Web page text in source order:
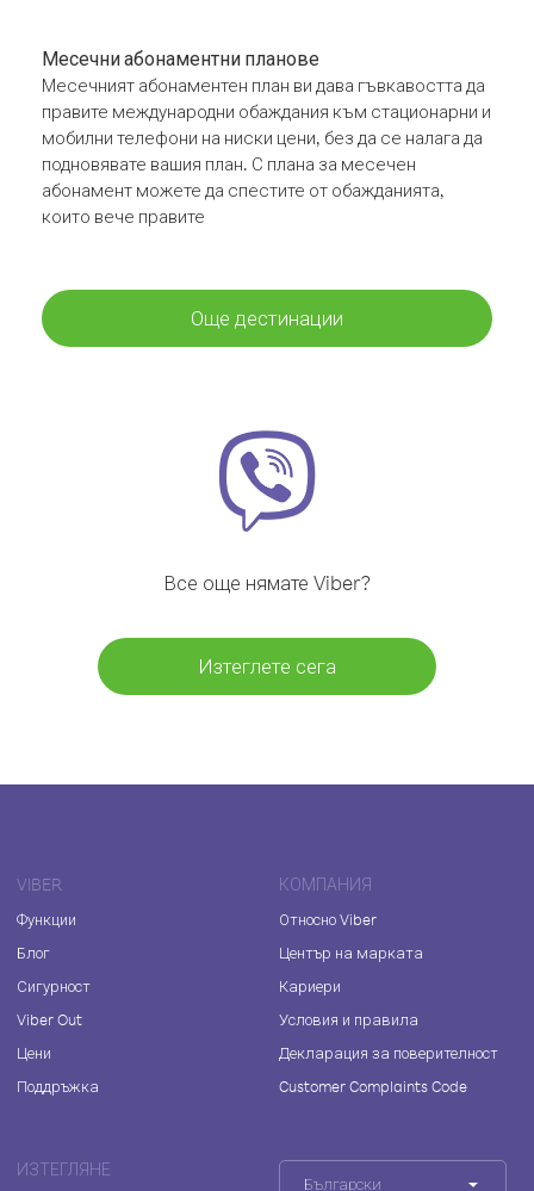
Месечни абонаментни планове
Месечният абонаментен план ви дава гъвкавостта да
правите международни обаждания към стационарни и
мобилни телефони на ниски цени, без да се налага да
подновявате вашия план. С плана за месечен
абонамент можете да спестите от обажданията,
които вече правите
Още дестинации
Все още нямате Viber?
Изтеглете сега
VIBER
Функции
Блог
Сигурност
Viber Out
Цени
Поддръжка
КОМПАНИЯ
Относно Viber
Център на марката
Кариери
Условия и правила
Декларация за поверителност
Customer Complaints Code
ИЗТЕГЛЯНЕ
Български